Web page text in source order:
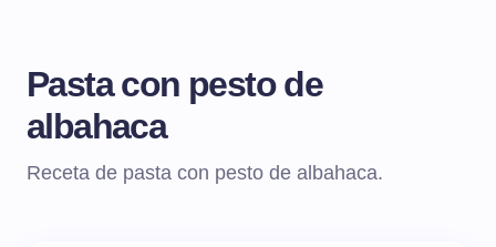
Pasta con pesto de
albahaca
Receta de pasta con pesto de albahaca.